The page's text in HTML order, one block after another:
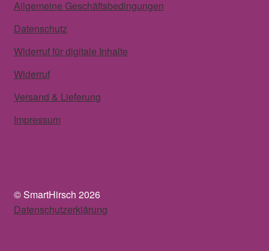
Allgemeine Geschäftsbedingungen
Datenschutz
Widerruf für digitale Inhalte
Widerruf
Versand & Lieferung
Impressum
© SmartHirsch 2026
Datenschutzerklärung